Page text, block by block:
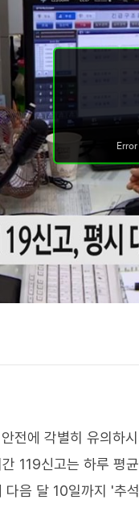
전에 각별히 유의하
119신고는 하루 평
음 달 10일까지 '추